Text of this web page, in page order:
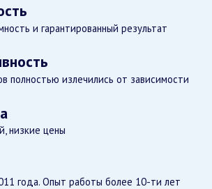
и гарантированный результат
полностью излечились от зависимости
низкие цены
года. Опыт работы более 10-ти лет